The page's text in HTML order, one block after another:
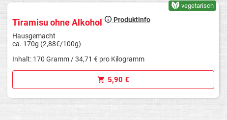
vegetarisch
Tiramisu ohne Alkohol Produktinfo
Hausgemacht
ca. 170g (2,88€/100g)
Inhalt: 170 Gramm / 34,71 € pro Kilogramm
5,90 €